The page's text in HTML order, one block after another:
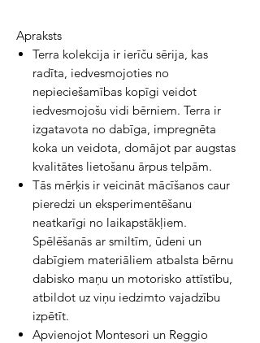
Apraksts
Terra kolekcija ir ierīču sērija, kas
radīta, iedvesmojoties no
nepieciešamības kopīgi veidot
iedvesmojošu vidi bērniem. Terra ir
izgatavota no dabīga, impregnēta
koka un veidota, domājot par augstas
kvalitātes lietošanu ārpus telpām.
Tās mērķis ir veicināt mācīšanos caur
pieredzi un eksperimentēšanu
neatkarīgi no laikapstākļiem.
Spēlēšanās ar smiltīm, ūdeni un
dabīgiem materiāliem atbalsta bērnu
dabisko maņu un motorisko attīstību,
atbildot uz viņu iedzimto vajadzību
izpētīt.
Apvienojot Montesori un Reggio